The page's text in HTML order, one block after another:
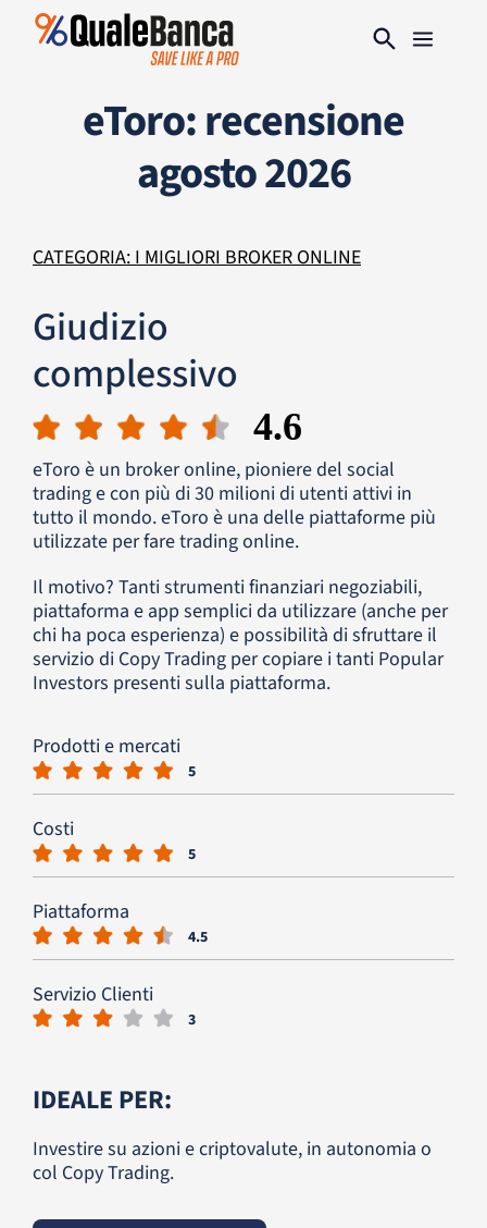
eToro: recensione
agosto 2026
CATEGORIA: I MIGLIORI BROKER ONLINE
Giudizio
complessivo
4.6
eToro è un broker online, pioniere del social
trading e con più di 30 milioni di utenti attivi in
tutto il mondo. eToro è una delle piattaforme più
utilizzate per fare trading online.
Il motivo? Tanti strumenti finanziari negoziabili,
piattaforma e app semplici da utilizzare (anche per
chi ha poca esperienza) e possibilità di sfruttare il
servizio di Copy Trading per copiare i tanti Popular
Investors presenti sulla piattaforma.
Prodotti e mercati
5
Costi
5
Piattaforma
4.5
Servizio Clienti
3
IDEALE PER:
Investire su azioni e criptovalute, in autonomia o
col Copy Trading.